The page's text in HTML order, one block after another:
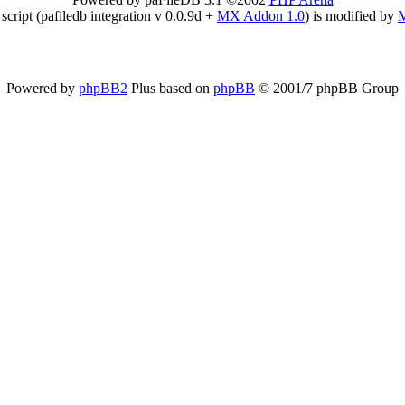
(pafiledb integration v 0.0.9d + MX Addon 1.0) is modified by
Powered by phpBB2 Plus based on phpBB © 2001/7 phpBB Group